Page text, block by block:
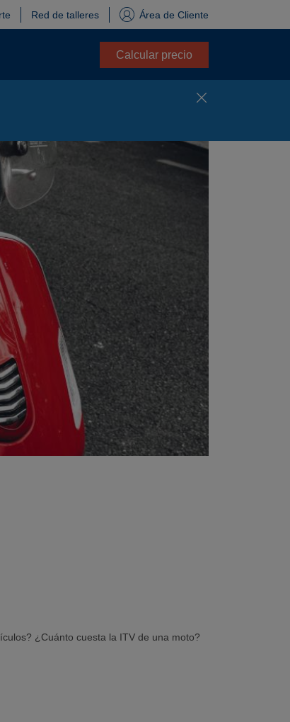
Red de talleres Área de Cliente
Calcular precio
¿Cuánto cuesta la ITV de una moto?